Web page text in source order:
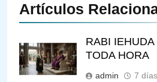
Artículos
RABI
TODA HORA
admin 7